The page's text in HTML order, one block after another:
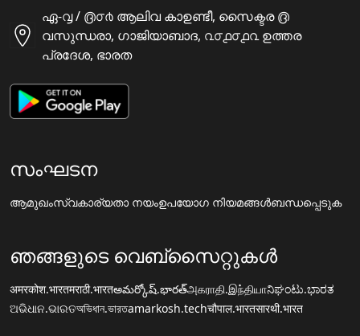
ഏ-൮ / ൫൦൪ ആലിവ കാഉണ്ടീ, സൈക്ടര ൫
വസുന്ധരാ, ഗാജിയാബാദ, ൨൦൧൦൧൨ ഉത്തര
പ്രദേശ, ഭാരത
സംഘടന
ആമുഖംസ്വകാര്യതാ നയംഉപയോഗ നിയമങ്ങൾബന്ധപ്പെടുക
ഞങ്ങളുടെ വെബ്സൈറ്റുകൾ
अमरकोश.भारतमराठी.भारतఅమర్కోష్.భారత్அகராதி.இந்தியாನಿಘಂಟು.ಭಾರತ
ଅଭିଧାନ.ଭାରତঅভিধান.ভারতamarkosh.techचौपाल.भारतसारथी.भारत